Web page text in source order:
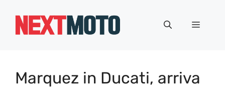
Menu
Marquez in Ducati, arriva